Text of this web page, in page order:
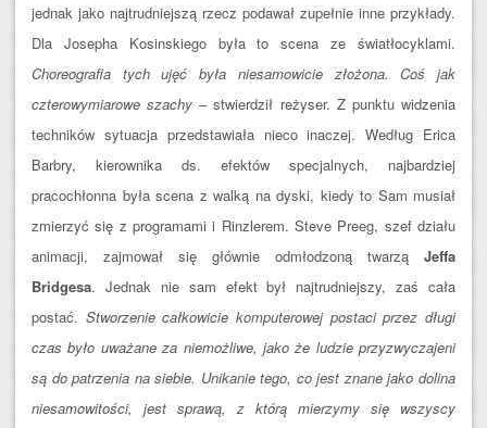
jednak jako najtrudniejszą rzecz podawał zupełnie inne przykłady.
Dla Josepha Kosinskiego była to scena ze światłocyklami.
Choreografia tych ujęć była niesamowicie złożona. Coś jak
czterowymiarowe szachy – stwierdził reżyser. Z punktu widzenia
techników sytuacja przedstawiała nieco inaczej. Według Erica
Barbry, kierownika ds. efektów specjalnych, najbardziej
pracochłonna była scena z walką na dyski, kiedy to Sam musiał
zmierzyć się z programami i Rinzlerem. Steve Preeg, szef działu
animacji, zajmował się głównie odmłodzoną twarzą Jeffa
Bridgesa. Jednak nie sam efekt był najtrudniejszy, zaś cała
postać. Stworzenie całkowicie komputerowej postaci przez długi
czas było uważane za niemożliwe, jako że ludzie przyzwyczajeni
są do patrzenia na siebie. Unikanie tego, co jest znane jako dolina
niesamowitości, jest sprawą, z którą mierzymy się wszyscy